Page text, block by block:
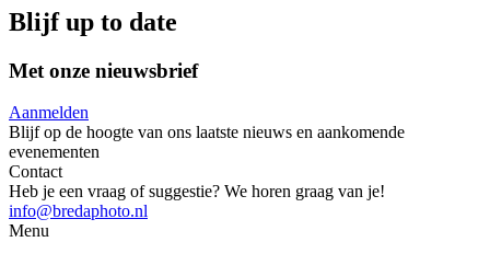
Blijf up to date
Met onze nieuwsbrief
Aanmelden
Blijf op de hoogte van ons laatste nieuws en aankomende
evenementen
Contact
Heb je een vraag of suggestie? We horen graag van je!
info@bredaphoto.nl
Menu